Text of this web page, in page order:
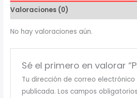
Valoraciones (0)
No hay valoraciones aún.
Sé el primero en valorar
Tu dirección de correo electrónico
publicada. Los campos